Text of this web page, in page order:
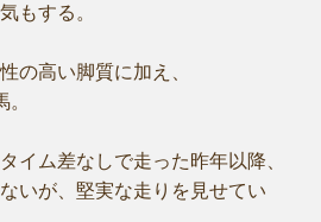
もする。
の高い脚質に加え、
イム差なしで走った昨年以降、
いが、堅実な走りを見せてい